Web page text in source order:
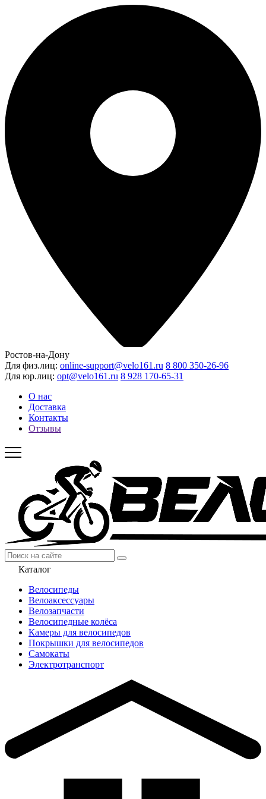
Ростов-на-Дону
Для физ.лиц: online-support@velo161.ru 8 800 350-26-96
Для юр.лиц: opt@velo161.ru 8 928 170-65-31
О нас
Доставка
Контакты
Отзывы
Каталог
Велосипеды
Велоаксессуары
Велозапчасти
Велосипедные колёса
Камеры для велосипедов
Покрышки для велосипедов
Самокаты
Электротранспорт